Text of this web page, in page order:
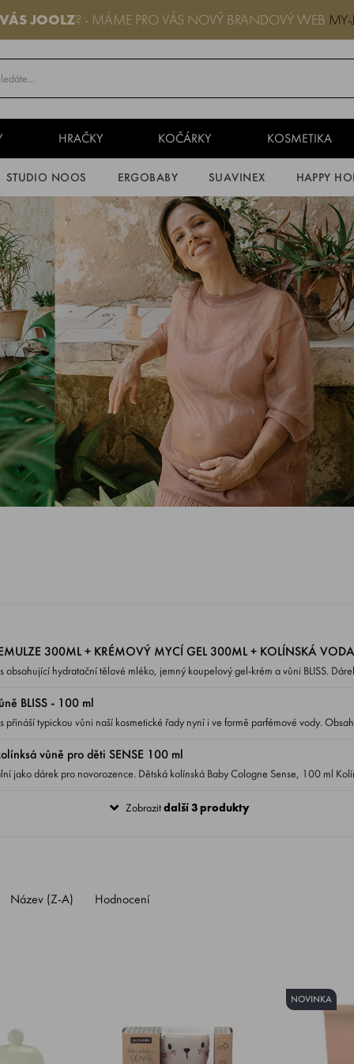
JOOLZ? - MÁME PRO VÁS NOVÝ BRANDOVÝ WEB
HRAČKY KOČÁRKY KOSMETIKA
STUDIO NOOS ERGOBABY SUAVINEX HAPPY
300ML + KRÉMOVÝ MYCÍ GEL 300ML + KOLÍNSKÁ
hydratační tělové mléko, jemný koupelový gel-krém a vůni BLISS. Dárek, který zanechá
BLISS - 100 ml
vůni naší kosmetické řady nyní i ve formě parfémové vody. Obsahuje 92 % složek
vůně pro děti SENSE 100 ml
Baby Cologne Sense, 100 ml Kolínská bez alkoholu,
vůně s tóny cistusu, geránia a listů limetky je ideální kZobrazitdalší 3 produkty
Název (Z-A) Hodnocení
NOVINKA